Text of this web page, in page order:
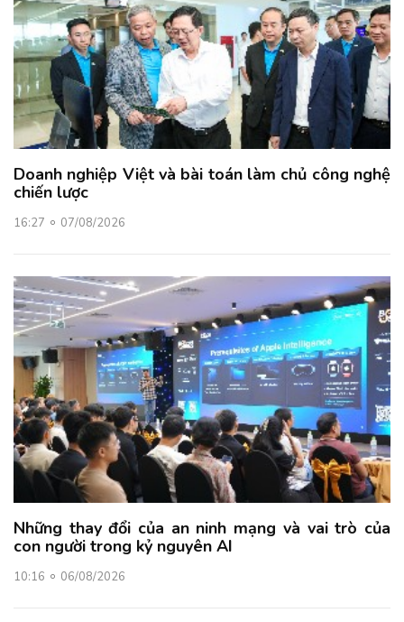
Doanh nghiệp Việt và bài toán làm chủ công nghệ
chiến lược
16:27 07/08/2026
Những thay đổi của an ninh mạng và vai trò của
con người trong kỷ nguyên AI
10:16 06/08/2026